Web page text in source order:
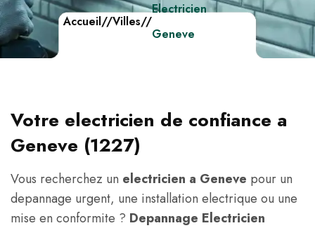
Accueil//Villes//
Electricien
Geneve
Votre electricien de confiance a
Geneve (1227)
Vous recherchez un electricien a Geneve pour un
depannage urgent, une installation electrique ou une
mise en conformite ? Depannage Electricien